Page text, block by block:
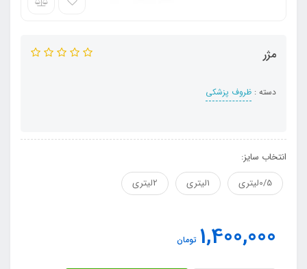
مژر
دسته : ظروف پزشکی
انتخاب سایز:
0/5لیتری
1لیتری 2لیتری
1,400,000 تومان